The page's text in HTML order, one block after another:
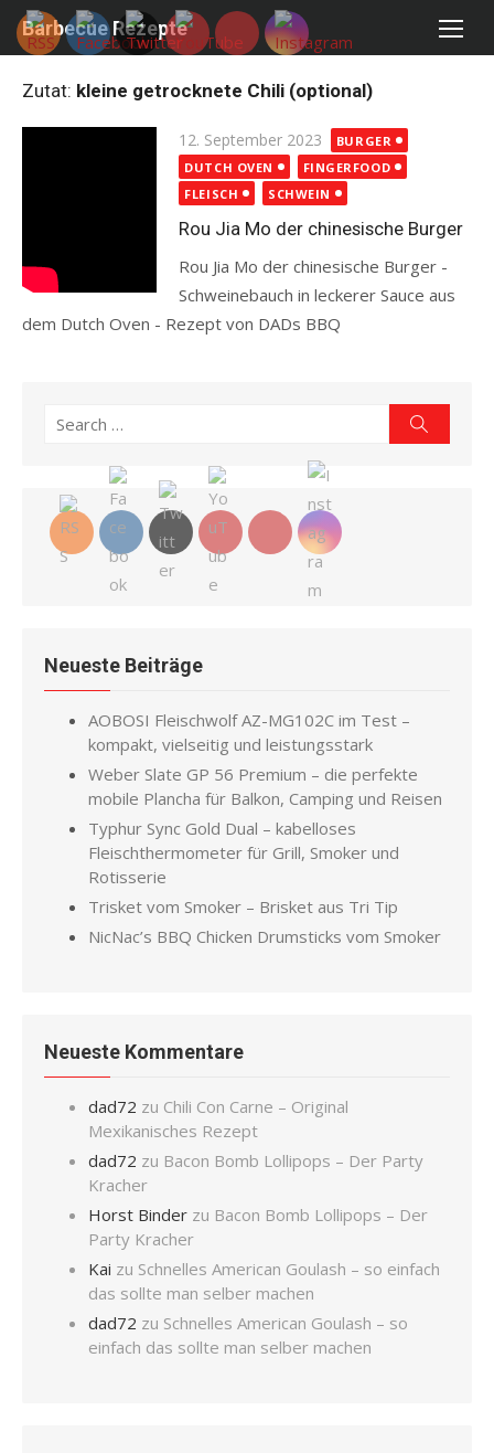
Skip
Barbecue Rezepte
Zutat: kleine getrocknete Chili (optional)
Posted
on
12. September 2023
BURGER
DUTCH OVEN
FINGERFOOD
FLEISCH
SCHWEIN
Rou Jia Mo der chinesische Burger
Rou Jia Mo der chinesische Burger -
Schweinebauch in leckerer Sauce aus
dem Dutch Oven - Rezept von DADs BBQ
Search
Neueste Beiträge
AOBOSI Fleischwolf AZ-MG102C im Test –
kompakt, vielseitig und leistungsstark
Weber Slate GP 56 Premium – die perfekte
mobile Plancha für Balkon, Camping und Reisen
Typhur Sync Gold Dual – kabelloses
Fleischthermometer für Grill, Smoker und
Rotisserie
Trisket vom Smoker – Brisket aus Tri Tip
NicNac’s BBQ Chicken Drumsticks vom Smoker
Neueste Kommentare
dad72 zu Chili Con Carne – Original
Mexikanisches Rezept
dad72 zu Bacon Bomb Lollipops – Der Party
Kracher
Horst Binder zu Bacon Bomb Lollipops – Der
Party Kracher
Kai zu Schnelles American Goulash – so einfach
das sollte man selber machen
dad72 zu Schnelles American Goulash – so
einfach das sollte man selber machen